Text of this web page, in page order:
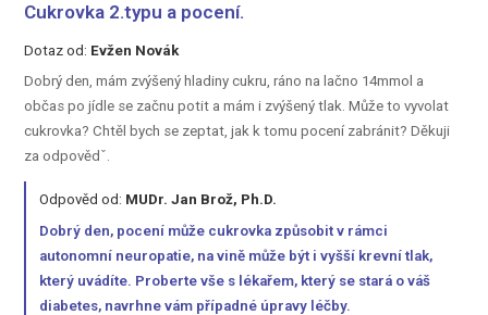
Cukrovka 2.typu a pocení.
Dotaz od: Evžen Novák
Dobrý den, mám zvýšený hladiny cukru, ráno na lačno 14mmol a
občas po jídle se začnu potit a mám i zvýšený tlak. Může to vyvolat
cukrovka? Chtěl bych se zeptat, jak k tomu pocení zabránit? Děkuji
za odpovědˇ.
Odpověd od: MUDr. Jan Brož, Ph.D.
Dobrý den, pocení může cukrovka způsobit v rámci
autonomní neuropatie, na vině může být i vyšší krevní tlak,
který uvádíte. Proberte vše s lékařem, který se stará o váš
diabetes, navrhne vám případné úpravy léčby.